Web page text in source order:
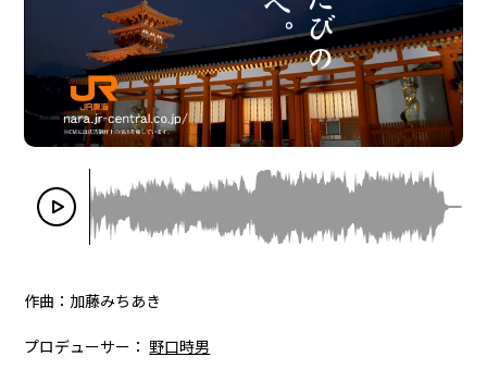
作曲：加藤みちあき
プロデューサー：野口時男